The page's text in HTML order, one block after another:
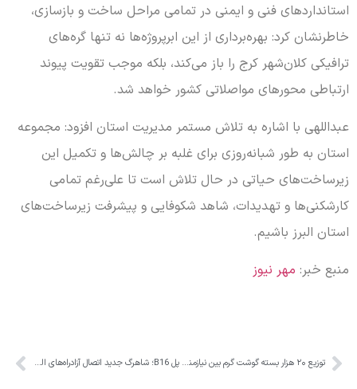
استانداردهای فنی و ایمنی در تمامی مراحل ساخت و بازسازی،
خاطرنشان کرد: بهره‌برداری از این ابرپروژه‌ها نه تنها گره‌های
ترافیکی کلان‌شهر کرج را باز می‌کند، بلکه موجب تقویت پیوند
ارتباطی محورهای مواصلاتی کشور خواهد شد.
عبداللهی با اشاره به تلاش مستمر مدیریت استان افزود: مجموعه
استان به طور شبانه‌روزی برای غلبه بر چالش‌ها و تکمیل این
زیرساخت‌های حیاتی در حال تلاش است تا علی‌رغم تمامی
کارشکنی‌ها و تهدیدات، شاهد شکوفایی و پیشرفت زیرساخت‌های
استان البرز باشیم.
منبع خبر: مهر نیوز
توزیع ۲۰ هزار بسته گوشت گرم بین نیازمندان البرز پل B16؛ شاهرگ جدید اتصال آزادراه‌های البرز